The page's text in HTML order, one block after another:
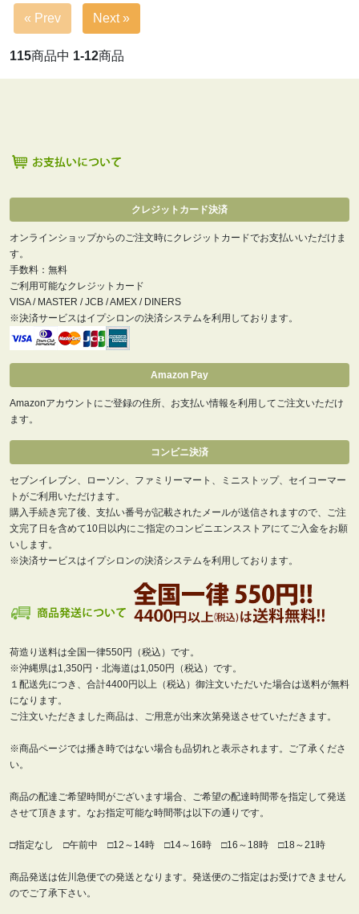
« Prev Next »
115商品中 1-12商品
クレジットカード決済
オンラインショップからのご注文時にクレジットカードでお支払いいただけま
す。
手数料：無料
ご利用可能なクレジットカード
VISA / MASTER / JCB / AMEX / DINERS
※決済サービスはイプシロンの決済システムを利用しております。
Amazon Pay
Amazonアカウントにご登録の住所、お支払い情報を利用してご注文いただけ
ます。
コンビニ決済
セブンイレブン、ローソン、ファミリーマート、ミニストップ、セイコーマー
トがご利用いただけます。
購入手続き完了後、支払い番号が記載されたメールが送信されますので、ご注
文完了日を含めて10日以内にご指定のコンビニエンスストアにてご入金をお願
いします。
※決済サービスはイプシロンの決済システムを利用しております。
荷造り送料は全国一律550円（税込）です。
※沖縄県は1,350円・北海道は1,050円（税込）です。
１配送先につき、合計4400円以上（税込）御注文いただいた場合は送料が無料
になります。
ご注文いただきました商品は、ご用意が出来次第発送させていただきます。
※商品ページでは播き時ではない場合も品切れと表示されます。ご了承くださ
い。
商品の配達ご希望時間がございます場合、ご希望の配達時間帯を指定して発送
させて頂きます。なお指定可能な時間帯は以下の通りです。
□指定なし □午前中 □12～14時 □14～16時 □16～18時 □18～21時
商品発送は佐川急便での発送となります。発送便のご指定はお受けできません
のでご了承下さい。